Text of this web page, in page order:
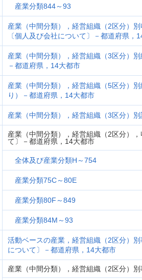
産業分類844～93
産業（中間分類），経営組織（2区分）
〔個人及び会社について〕－都道府県，
産業（中間分類），経営組織（3区分）
－都道府県，14大都市
産業（中間分類），経営組織（5区分）
り）－都道府県，14大都市
産業（中間分類），経営組織（3区分）
産業（中間分類），経営組織（2区分）
て〕－都道府県，14大都市
全体及び産業分類H～754
産業分類75C～80E
産業分類80F～849
産業分類84M～93
活動ベースの産業，経営組織（2区分）
について〕－都道府県，14大都市
産業（中間分類），経営組織（2区分）